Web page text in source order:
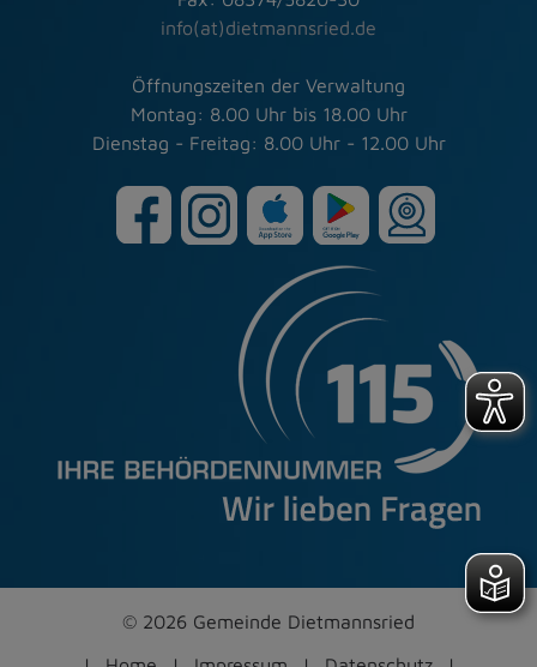
info(at)dietmannsried.de
Öffnungszeiten der Verwaltung
Montag: 8.00 Uhr bis 18.00 Uhr
Dienstag - Freitag: 8.00 Uhr - 12.00 Uhr
© 2026 Gemeinde Dietmannsried